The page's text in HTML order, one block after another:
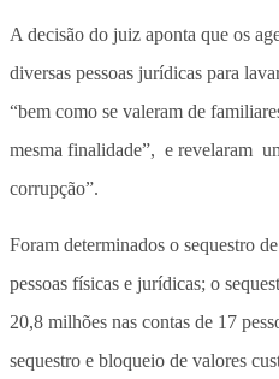
A decisão do juiz aponta que os
diversas pessoas jurídicas para
“bem como se valeram de
mesma finalidade”, e revelaram
corrupção”.
Foram determinados o sequestro
pessoas físicas e jurídicas; o
20,8 milhões nas contas de 17
sequestro e bloqueio de valores